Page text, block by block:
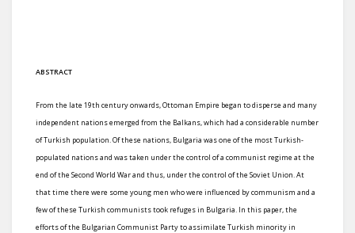
ABSTRACT
From the late 19th century onwards, Ottoman Empire began to disperse and many
independent nations emerged from the Balkans, which had a considerable number
of Turkish population. Of these nations, Bulgaria was one of the most Turkish-
populated nations and was taken under the control of a communist regime at the
end of the Second World War and thus, under the control of the Soviet Union. At
that time there were some young men who were influenced by communism and a
few of these Turkish communists took refuges in Bulgaria. In this paper, the
efforts of the Bulgarian Communist Party to assimilate Turkish minority in